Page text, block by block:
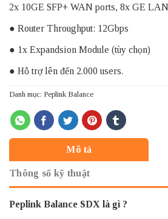
2x 10GE SFP+ WAN ports, 8x GE
● Router Throughput: 12Gbps
● 1x Expandsion Module (tùy chọn)
● Hỗ trợ lên đến 2.000 users.
Danh mục: Peplink Balance
Mô tả
Thông số kỹ thuật
Peplink Balance SDX là gì ?